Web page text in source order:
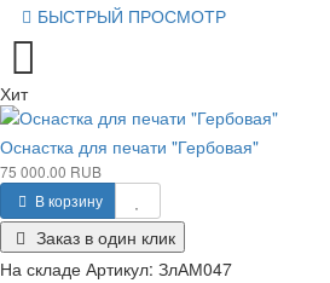
БЫСТРЫЙ ПРОСМОТР
Хит
Оснастка для печати "Гербовая"
75 000.00 RUB
В корзину
Заказ в один клик
На складе Артикул: ЗлАМ047